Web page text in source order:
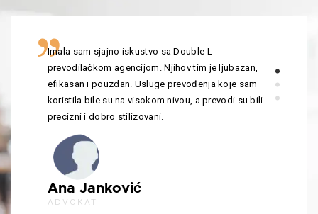
Imala sam sjajno iskustvo sa Double L
prevodilačkom agencijom. Njihov tim je ljubazan,
efikasan i pouzdan. Usluge prevođenja koje sam
koristila bile su na visokom nivou, a prevodi su bili
precizni i dobro stilizovani.
Ana Janković
ADVOKAT